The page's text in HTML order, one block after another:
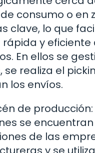
consumo o en
clave, lo que
y eficiente
En ellos se
se realiza el
los envíos.
de producción:
se
de las